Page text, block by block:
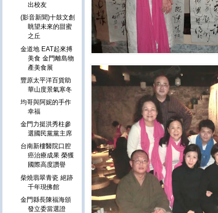
出校友
(影音新聞)十鼓文創
眺望未來的甜蜜
之丘
金道地 EAT起來搏
美食 金門離島物
產美食展
豐原太平洋百貨助
華山度景氣寒冬
均哥與阿妮的手作
幸福
金門力挺洪秀柱參
選國民黨黨主席
台南新樓醫院口腔
癌治療成果 榮獲
國際高度讚譽
柴燒翡翠青瓷 絕跡
千年現佛館
金門縣長陳福海頒
發立委當選證